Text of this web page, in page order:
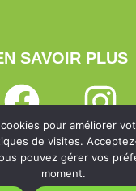
SAVOIR PLUS
| Site propulsé par
pour améliorer
de visites.
pouvez gérer vos
moment.